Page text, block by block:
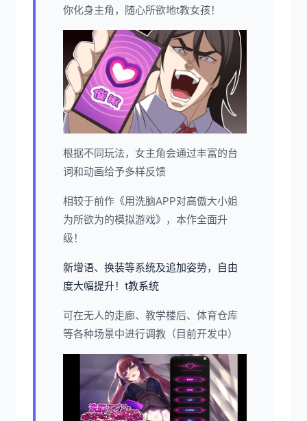
你化身主角，随心所欲地t教女孩！
根据不同玩法，女主角会通过丰富的台
词和动画给予多样反馈
相较于前作《用洗脑APP对高傲大小姐
为所欲为的模拟游戏》，本作全面升
级！
新增语、换装等系统及追加姿势，自由
度大幅提升！t教系统
可在无人的走廊、教学楼后、体育仓库
等各种场景中进行调教（目前开发中）